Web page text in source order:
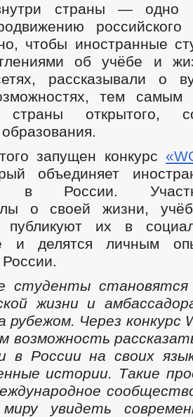
страны — одно
российского
чтобы иностранные
об учёбе и
рассказывали о
тем самым
открытого,
запущен конкурс
объединяет
в России.
о своей жизни,
публикуют их в
и делятся личным
студенты
жизни и
рубежом. Через конкурс
возможность
в России на своих
истории. Такие
увидеть